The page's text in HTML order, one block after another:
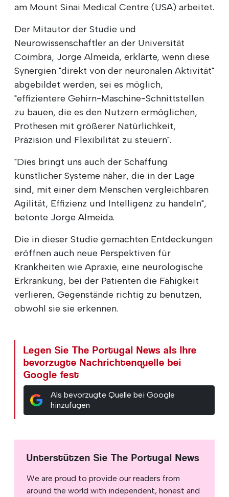
am Mount Sinai Medical Centre (USA) arbeitet.
Der Mitautor der Studie und
Neurowissenschaftler an der Universität
Coimbra, Jorge Almeida, erklärte, wenn diese
Synergien "direkt von der neuronalen Aktivität"
abgebildet werden, sei es möglich,
"effizientere Gehirn-Maschine-Schnittstellen
zu bauen, die es den Nutzern ermöglichen,
Prothesen mit größerer Natürlichkeit,
Präzision und Flexibilität zu steuern".
"Dies bringt uns auch der Schaffung
künstlicher Systeme näher, die in der Lage
sind, mit einer dem Menschen vergleichbaren
Agilität, Effizienz und Intelligenz zu handeln",
betonte Jorge Almeida.
Die in dieser Studie gemachten Entdeckungen
eröffnen auch neue Perspektiven für
Krankheiten wie Apraxie, eine neurologische
Erkrankung, bei der Patienten die Fähigkeit
verlieren, Gegenstände richtig zu benutzen,
obwohl sie sie erkennen.
Legen Sie The Portugal News als Ihre
bevorzugte Nachrichtenquelle bei
Google fest
Als bevorzugte Quelle bei Google
hinzufügen
Unterstützen Sie The Portugal News
We are proud to provide our readers from
around the world with independent, honest and